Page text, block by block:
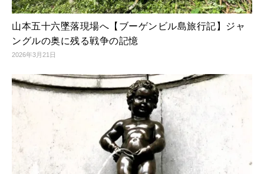
山本五十六墜落現場へ【ブーゲンビル島旅行記】ジャ
ングルの奥に残る戦争の記憶
2026年3月21日